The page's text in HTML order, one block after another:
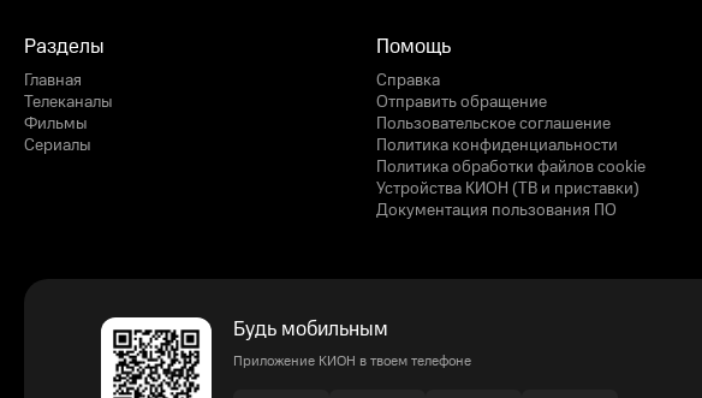
Разделы
Главная
Телеканалы
Фильмы
Сериалы
Помощь
Справка
Отправить обращение
Пользовательское соглашение
Политика конфиденциальности
Политика обработки файлов cookie
Устройства КИОН (ТВ и приставки)
Документация пользования ПО
Будь мобильным
Приложение КИОН в твоем телефоне